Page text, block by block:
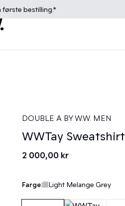
første bestilling.*
DOUBLE A BY W.W. MEN
WWTay Sweatshirt
2 000,00 kr
Farge: Light Melange Grey